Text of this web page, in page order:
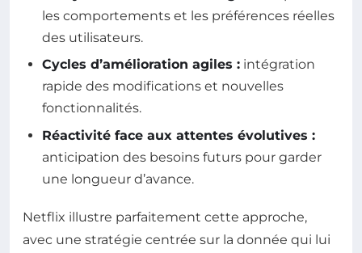
les comportements et les préférences réelles
des utilisateurs.
Cycles d’amélioration agiles : intégration
rapide des modifications et nouvelles
fonctionnalités.
Réactivité face aux attentes évolutives :
anticipation des besoins futurs pour garder
une longueur d’avance.
Netflix illustre parfaitement cette approche,
avec une stratégie centrée sur la donnée qui lui